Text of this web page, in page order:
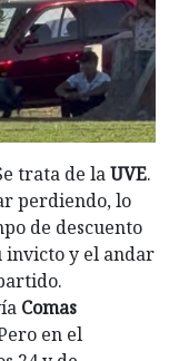
trata de laUVE.
perdiendo, lo
de descuento
invicto y el andar
Comas
en el